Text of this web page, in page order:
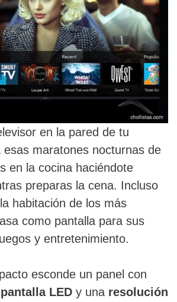
en la pared de tu
maratones nocturnas de
en la cocina haciéndote
preparas la cena. Incluso
habitación de los más
como pantalla para sus
y entretenimiento.
esconde un panel con
LED y una resolución